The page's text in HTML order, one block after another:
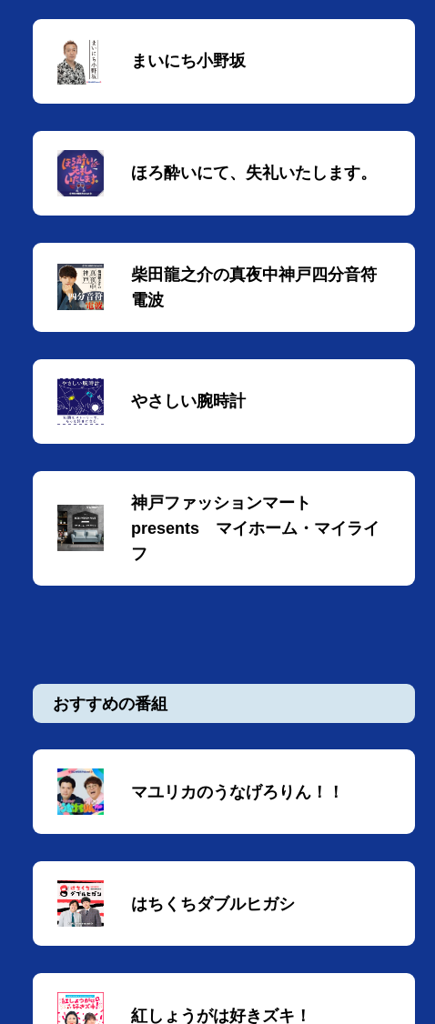
まいにち小野坂
ほろ酔いにて、失礼いたします。
柴田龍之介の真夜中神戸四分音符
電波
やさしい腕時計
神戸ファッションマート
presents マイホーム・マイライ
フ
おすすめの番組
マユリカのうなげろりん！！
はちくちダブルヒガシ
紅しょうがは好きズキ！